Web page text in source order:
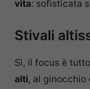
vita: sofisticata
Stivali
Sì, il focus è
alti, al ginocchio